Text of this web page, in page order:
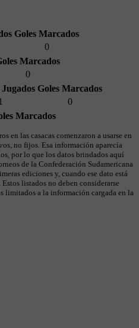
Goles Marcados
0
Marcados
0
Goles Marcados
1
0
Marcados
en las casacas comenzaron a usarse en
no fijos. Esa información aparecía
por lo que los datos brindados aquí
de la Confederación Sudamericana
ediciones y, cuando ese dato está
listados no deben considerarse
limitados a la información cargada en la